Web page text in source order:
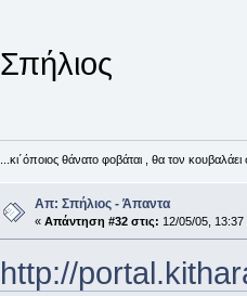
Σπήλιος
...κι΄όποιος θάνατο φοβάται , θα τον
Απ: Σπήλιος - Άπαντα
« Απάντηση #32 στις: 12/05/05, 13:37
http://